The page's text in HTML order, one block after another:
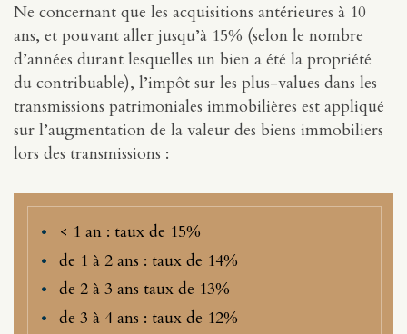
Ne concernant que les acquisitions antérieures à 10
ans, et pouvant aller jusqu’à 15% (selon le nombre
d’années durant lesquelles un bien a été la propriété
du contribuable), l’impôt sur les plus-values dans les
transmissions patrimoniales immobilières est appliqué
sur l’augmentation de la valeur des biens immobiliers
lors des transmissions :
< 1 an : taux de 15%
de 1 à 2 ans : taux de 14%
de 2 à 3 ans taux de 13%
de 3 à 4 ans : taux de 12%